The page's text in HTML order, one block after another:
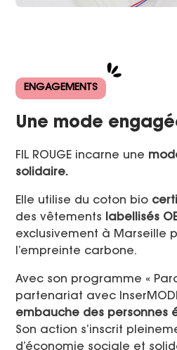
ENGAGEMENTS
Une mode
FIL ROUGE incarne une
solidaire.
Elle utilise du coton bio
des vêtements labellisés
exclusivement à Marseille
l’empreinte carbone.
Avec son programme «
partenariat avec
embauche des personnes
Son action s’inscrit
d’économie sociale et